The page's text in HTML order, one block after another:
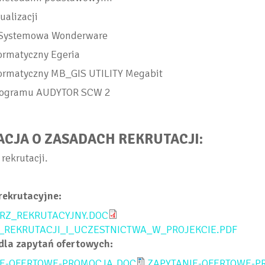
Wonderware
Egeria
MB_GIS UTILITY Megabit
AUDYTOR SCW 2
O ZASADACH REKRUTACJI:
zapytań ofertowych: